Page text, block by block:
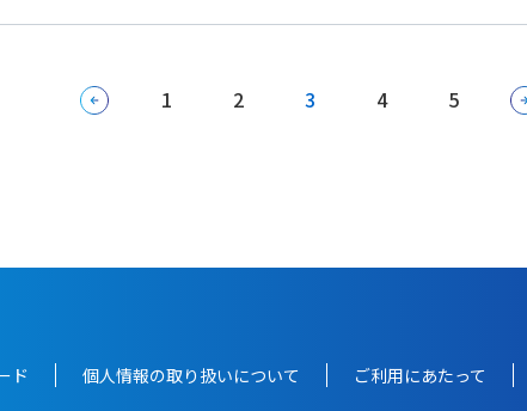
1 2 3 4 5
ド 個人情報の取り扱いについて ご利用にあたって